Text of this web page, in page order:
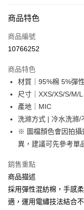
Apple Pay
街口支付
Google Pay
全盈+PAY
大哥付你分期
相關說明
【大哥付你分期使用說明】
1.本服務由台灣大哥大提
流程，驗證手機門號後，
成交易。
3.實際核准額度、可分期數
4.訂單成立30分鐘內，如
消。如遇「轉專審核」未
法說明評估內容。
AFTEE先享後付
【關於「AFTEE先享後付」
AFTEE先享後付是「在收
１．簡單：不需註冊會員
２．便利：只要手機號碼
ATM付款
運送方式
商品特色
商品編號
10766252
商品特色
材質｜95%棉 5%彈
尺寸｜XXS/XS/S/M/L
產地｜MIC
洗滌方式 | 冷水洗滌/
※ 圖檔顏色會因拍攝
異，建議可先參考單
銷售重點
商品描述
採用彈性混紡棉，手感
適，運用電繡技法結合